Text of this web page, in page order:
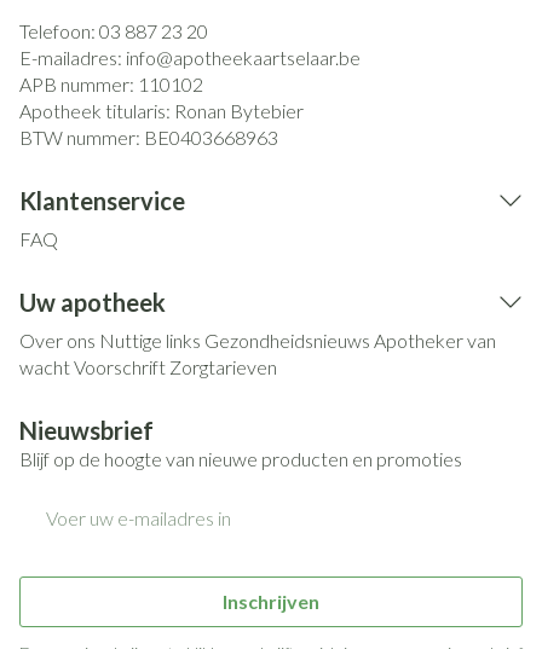
Telefoon: 03 887 23 20
E-mailadres: info@apotheekaartselaar.be
APB nummer: 110102
Apotheek titularis: Ronan Bytebier
BTW nummer: BE0403668963
Klantenservice
FAQ
Uw apotheek
Over ons Nuttige links Gezondheidsnieuws Apotheker van
wachtVoorschrift Zorgtarieven
Nieuwsbrief
Blijf op de hoogte van nieuwe producten en promoties
Inschrijven